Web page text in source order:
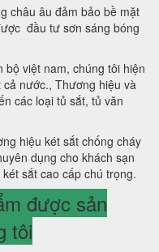
châu âu đảm bảo bề mặt
đầu tư sơn sáng bóng
việt nam, chúng tôi hiện
nước., Thương hiệu và
các loại tủ sắt, tủ văn
hiệu két sắt chống cháy
dụng cho khách sạn
sắt cao cấp chú trọng.
được sản
tôi